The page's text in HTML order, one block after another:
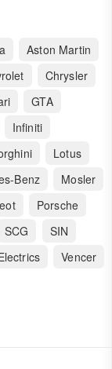
Aston Martin
Chrysler
GTA
Infiniti
Lotus
Benz
Mosler
Porsche
SCG
SIN
Vencer